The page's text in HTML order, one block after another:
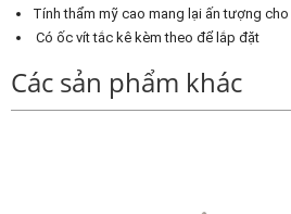
Tính thẩm mỹ cao mang lại ấn tượng
Có ốc vít tắc kê kèm theo để lắp đặt
Các sản phẩm khác